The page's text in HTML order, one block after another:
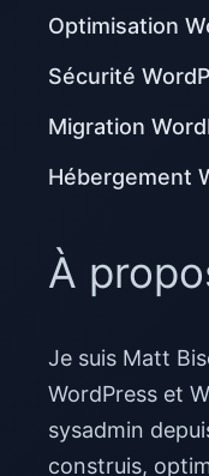
Optimisation
Sécurité
Migration
Hébergement
À
Je suis Matt
WordPress et
sysadmin
construis,